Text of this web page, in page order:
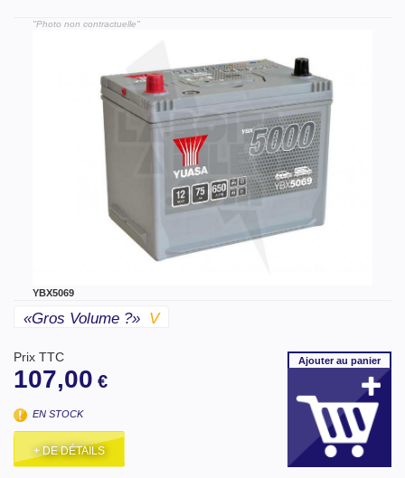
"Photo non contractuelle"
YBX5069
«gros Volume ?» V
Prix TTC
107,00 €
EN STOCK
+ DE DÉTAILS
Ajouterau panier